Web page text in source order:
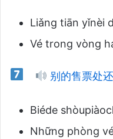
Liǎng tiān yǐnèi
Vé trong vòng
别的售票处
Biéde
Những phòng